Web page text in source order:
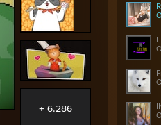
+ 6.286